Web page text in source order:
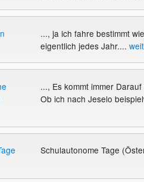
..., ja ich fahre bestimmt
eigentlich jedes Jahr....
..., Es kommt immer
Ob ich nach Jeselo
Schulautonome Tage